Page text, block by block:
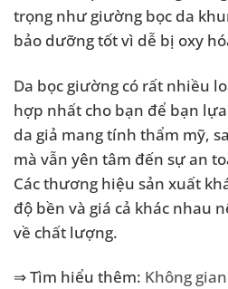
trọng như giường bọc da
bảo dưỡng tốt vì dễ bị oxy
Da bọc giường có rất nhiều
hợp nhất cho bạn để bạn
da giả mang tính thẩm mỹ,
mà vẫn yên tâm đến sự an
Các thương hiệu sản xuất
độ bền và giá cả khác nhau
về chất lượng.
⇒ Tìm hiểu thêm: Không